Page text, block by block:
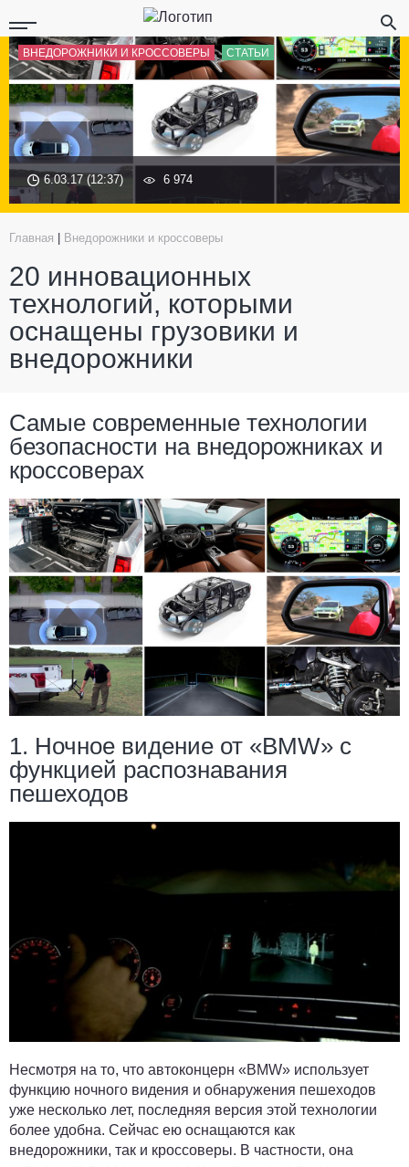
ВНЕДОРОЖНИКИ И КРОССОВЕРЫ СТАТЬИ
6.03.17 (12:37) 6 974
Главная Внедорожники и кроссоверы
20 инновационных
технологий, которыми
оснащены грузовики и
внедорожники
Самые современные технологии
безопасности на внедорожниках и
кроссоверах
1. Ночное видение от «BMW» с
функцией распознавания
пешеходов
Несмотря на то, что автоконцерн «BMW» использует
функцию ночного видения и обнаружения пешеходов
уже несколько лет, последняя версия этой технологии
более удобна. Сейчас ею оснащаются как
внедорожники, так и кроссоверы. В частности, она